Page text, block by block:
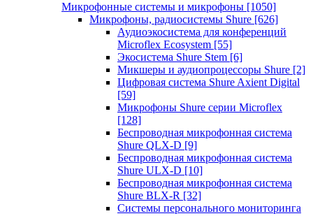
Микрофонные системы и микрофоны [1050]
Микрофоны, радиосистемы Shure [626]
Аудиоэкосистема для конференций
Microflex Ecosystem [55]
Экосистема Shure Stem [6]
Микшеры и аудиопроцессоры Shure [2]
Цифровая система Shure Axient Digital
[59]
Микрофоны Shure серии Microflex
[128]
Беспроводная микрофонная система
Shure QLX-D [9]
Беспроводная микрофонная система
Shure ULX-D [10]
Беспроводная микрофонная система
Shure BLX-R [32]
Системы персонального мониторинга